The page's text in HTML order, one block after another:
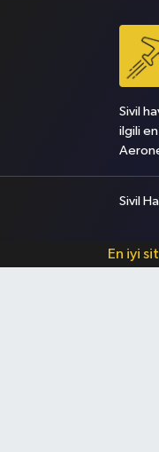
Sivil
ilgili
Sivil
En iyi